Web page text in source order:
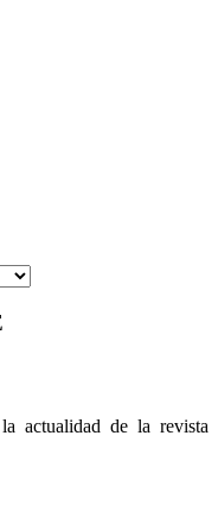
actualidad de la revista